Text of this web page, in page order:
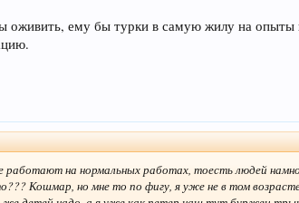
оживить, ему бы турки в самую жилу на
работают на нормальных работах, тоесть людей
Кошмар, но мне то по фигу, я уже не в том